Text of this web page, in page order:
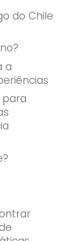
do Chile
a
para